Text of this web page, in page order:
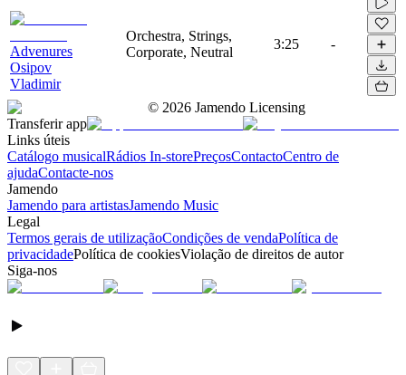
Advenures
Osipov
Vladimir
Orchestra, Strings,
Corporate, Neutral
3:25 -
© 2026 Jamendo Licensing
Transferir app
Links úteis
Catálogo musicalRádios In-storePreçosContactoCentro de
ajudaContacte-nos
Jamendo
Jamendo para artistasJamendo Music
Legal
Termos gerais de utilizaçãoCondições de vendaPolítica de
privacidadePolítica de cookiesViolação de direitos de autor
Siga-nos